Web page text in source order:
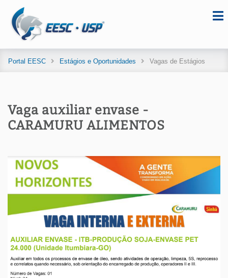
Portal EESC Estágios e Oportunidades Vagas de Estágios
Vaga auxiliar envase -
CARAMURU ALIMENTOS